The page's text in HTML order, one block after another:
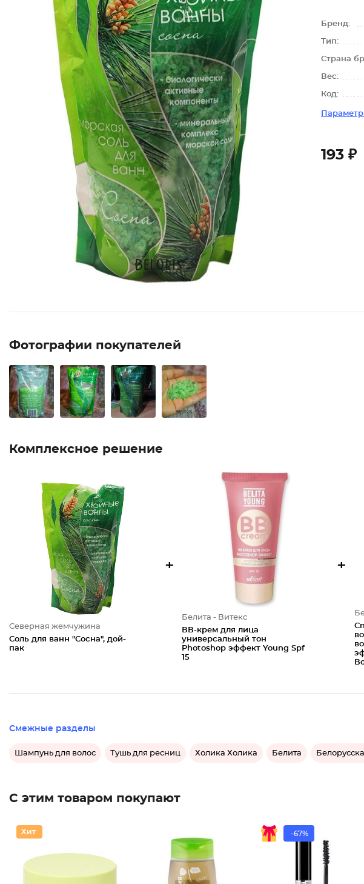
Бренд:
Тип:
Страна
Вес:
Код:
193 ₽
Фотографии покупателей
Комплексное решение
Северная жемчужина
Соль для ванн "Сосна", дой-
пак
+
Белита - Витекс
ВВ-крем для лица
универсальный тон
Photoshop эффект Young Spf
15
+
Смежные разделы
Шампунь для волос Тушь для ресниц Холика Холика Белита
С этим товаром покупают
-67%